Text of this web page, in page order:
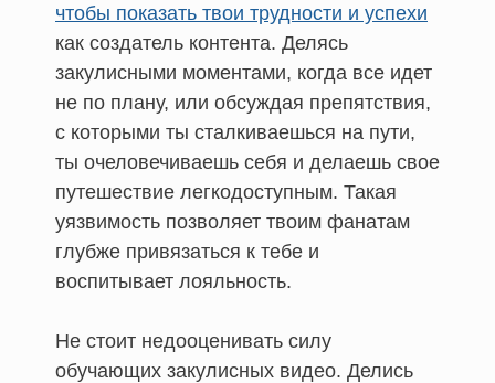
чтобы показать твои трудности и успехи
как создатель контента. Делясь
закулисными моментами, когда все идет
не по плану, или обсуждая препятствия,
с которыми ты сталкиваешься на пути,
ты очеловечиваешь себя и делаешь свое
путешествие легкодоступным. Такая
уязвимость позволяет твоим фанатам
глубже привязаться к тебе и
воспитывает лояльность.
Не стоит недооценивать силу
обучающих закулисных видео. Делись